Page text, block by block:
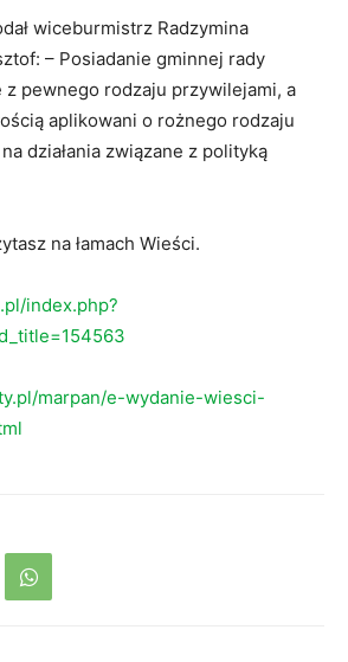
wiceburmistrz Radzymina
– Posiadanie gminnej rady
pewnego rodzaju przywilejami, a
aplikowani o rożnego rodzaju
działania związane z polityką
na łamach Wieści.
index.php?
marpan/e-wydanie-wiesci-